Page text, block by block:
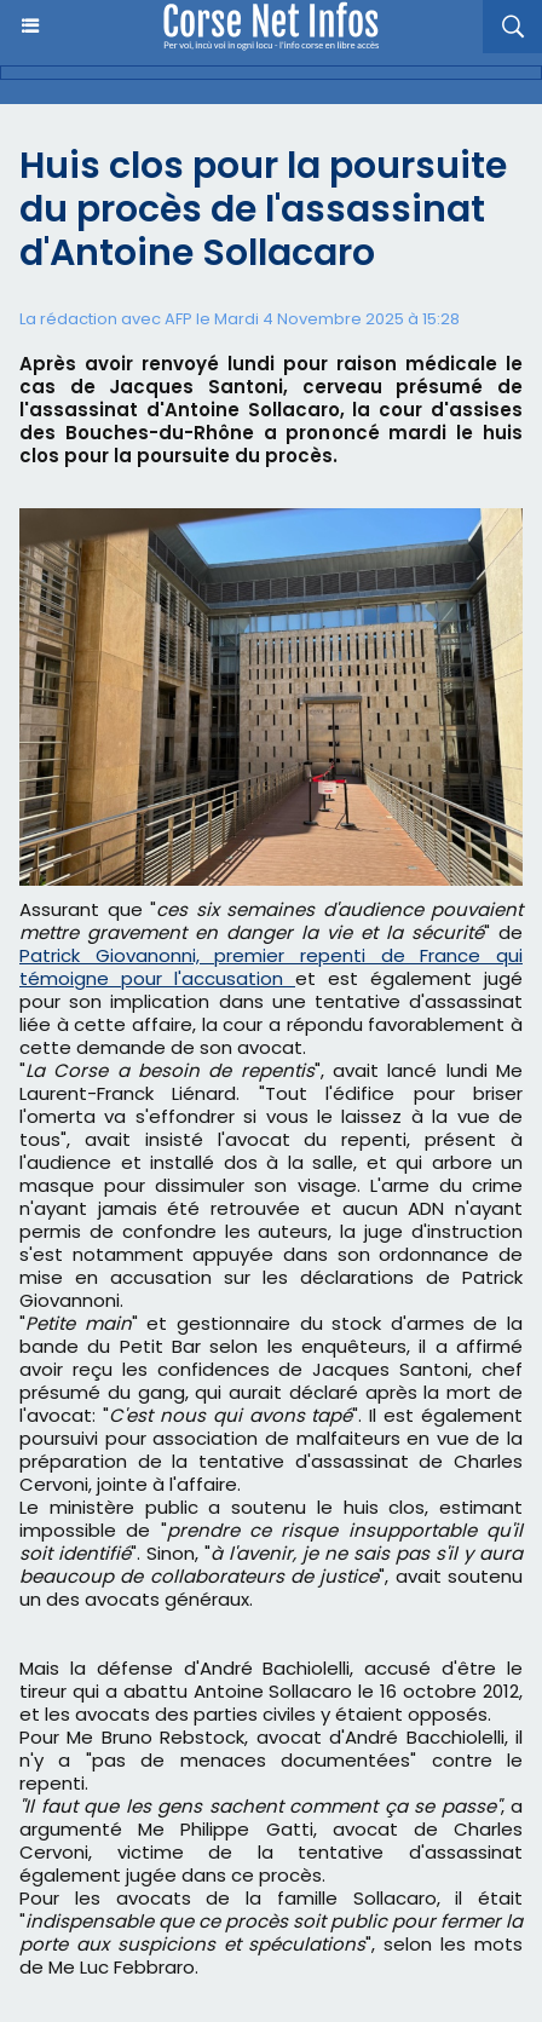
Huis clos pour la poursuite
du procès de l'assassinat
d'Antoine Sollacaro
La rédaction avec AFP le Mardi 4 Novembre 2025 à 15:28
Après avoir renvoyé lundi pour raison médicale le
cas de Jacques Santoni, cerveau présumé de
l'assassinat d'Antoine Sollacaro, la cour d'assises
des Bouches-du-Rhône a prononcé mardi le huis
clos pour la poursuite du procès.
Assurant que "ces six semaines d'audience pouvaient
mettre gravement en danger la vie et la sécurité" de
Patrick Giovanonni, premier repenti de France qui
témoigne pour l'accusation et est également jugé
pour son implication dans une tentative d'assassinat
liée à cette affaire, la cour a répondu favorablement à
cette demande de son avocat.
"La Corse a besoin de repentis", avait lancé lundi Me
Laurent-Franck Liénard. "Tout l'édifice pour briser
l'omerta va s'effondrer si vous le laissez à la vue de
tous", avait insisté l'avocat du repenti, présent à
l'audience et installé dos à la salle, et qui arbore un
masque pour dissimuler son visage. L'arme du crime
n'ayant jamais été retrouvée et aucun ADN n'ayant
permis de confondre les auteurs, la juge d'instruction
s'est notamment appuyée dans son ordonnance de
mise en accusation sur les déclarations de Patrick
Giovannoni.
"Petite main" et gestionnaire du stock d'armes de la
bande du Petit Bar selon les enquêteurs, il a affirmé
avoir reçu les confidences de Jacques Santoni, chef
présumé du gang, qui aurait déclaré après la mort de
l'avocat: "C'est nous qui avons tapé". Il est également
poursuivi pour association de malfaiteurs en vue de la
préparation de la tentative d'assassinat de Charles
Cervoni, jointe à l'affaire.
Le ministère public a soutenu le huis clos, estimant
impossible de "prendre ce risque insupportable qu'il
soit identifié". Sinon, "à l'avenir, je ne sais pas s'il y aura
beaucoup de collaborateurs de justice", avait soutenu
un des avocats généraux.
Mais la défense d'André Bachiolelli, accusé d'être le
tireur qui a abattu Antoine Sollacaro le 16 octobre 2012,
et les avocats des parties civiles y étaient opposés.
Pour Me Bruno Rebstock, avocat d'André Bacchiolelli, il
n'y a "pas de menaces documentées" contre le
repenti.
"Il faut que les gens sachent comment ça se passe", a
argumenté Me Philippe Gatti, avocat de Charles
Cervoni, victime de la tentative d'assassinat
également jugée dans ce procès.
Pour les avocats de la famille Sollacaro, il était
"indispensable que ce procès soit public pour fermer la
porte aux suspicions et spéculations", selon les mots
de Me Luc Febbraro.